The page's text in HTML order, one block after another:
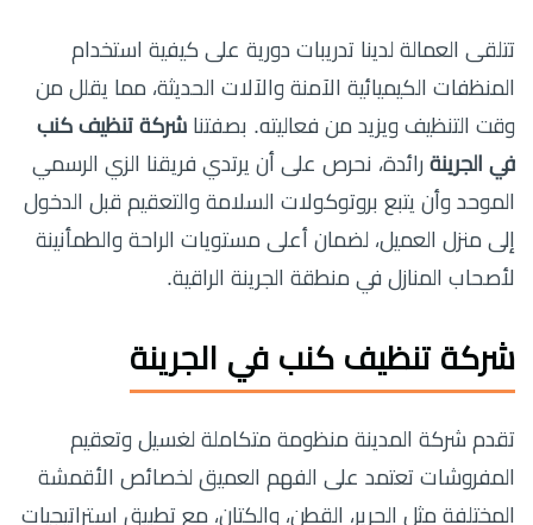
تتلقى العمالة لدينا تدريبات دورية على كيفية استخدام
المنظفات الكيميائية الآمنة والآلات الحديثة، مما يقلل من
وقت التنظيف ويزيد من فعاليته. بصفتنا شركة تنظيف كنب
في الجرينة رائدة، نحرص على أن يرتدي فريقنا الزي الرسمي
الموحد وأن يتبع بروتوكولات السلامة والتعقيم قبل الدخول
إلى منزل العميل، لضمان أعلى مستويات الراحة والطمأنينة
لأصحاب المنازل في منطقة الجرينة الراقية.
شركة تنظيف كنب في الجرينة
تقدم شركة المدينة منظومة متكاملة لغسيل وتعقيم
المفروشات تعتمد على الفهم العميق لخصائص الأقمشة
المختلفة مثل الحرير، القطن، والكتان، مع تطبيق استراتيجيات